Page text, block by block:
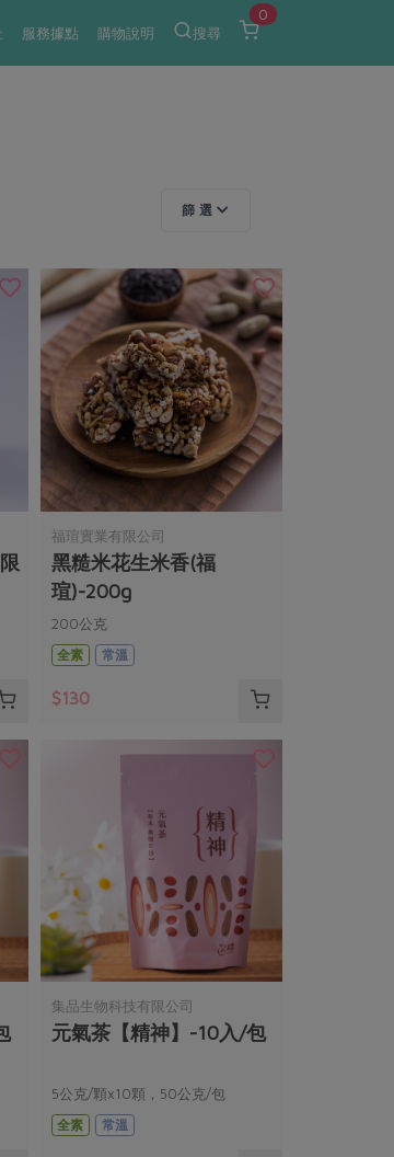
服務據點 購物說明 搜尋
0
篩 選
福瑄實業有限公司
黑糙米花生米香(福
瑄)-200g
200公克
全素
常溫
$130
集品生物科技有限公司
元氣茶【精神】-10入/包
5公克/顆x10顆，50公克/包
全素
常溫